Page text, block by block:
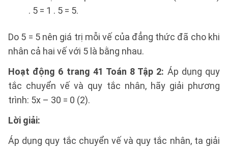
. 5 = 1 . 5 = 5.
Do 5 = 5 nên giá trị mỗi vế của đẳng thức đã cho khi
nhân cả hai vế với 5 là bằng nhau.
Hoạt động 6 trang 41 Toán 8 Tập 2: Áp dụng quy
tắc chuyển vế và quy tắc nhân, hãy giải phương
trình: 5x – 30 = 0 (2).
Lời giải:
Áp dụng quy tắc chuyển vế và quy tắc nhân, ta giải